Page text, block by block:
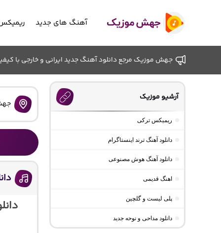
آهنگ های جدید
جهش موزیک مرجع دانلود آهنگ جدید ایرانی و خارجی با
آرشیو موزیک
ریمیکس ترکی
دانلود آهنگ ترند اینستاگرام
دانلود آهنگ هوش مصنوعی
اهنگ قدیمی
پلی لیست و گلچین
دانلود مداحی و نوحه جدید